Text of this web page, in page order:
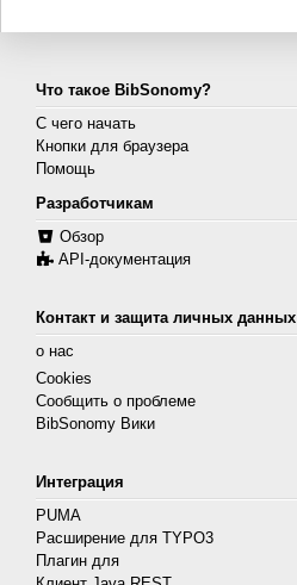
Что такое BibSonomy?
С чего начать
Кнопки для браузера
Помощь
Разработчикам
Обзор
API-документация
Контакт и защита личных данных
о нас
Cookies
Сообщить о проблеме
BibSonomy Вики
Интеграция
PUMA
Расширение для TYPO3
Плагин для